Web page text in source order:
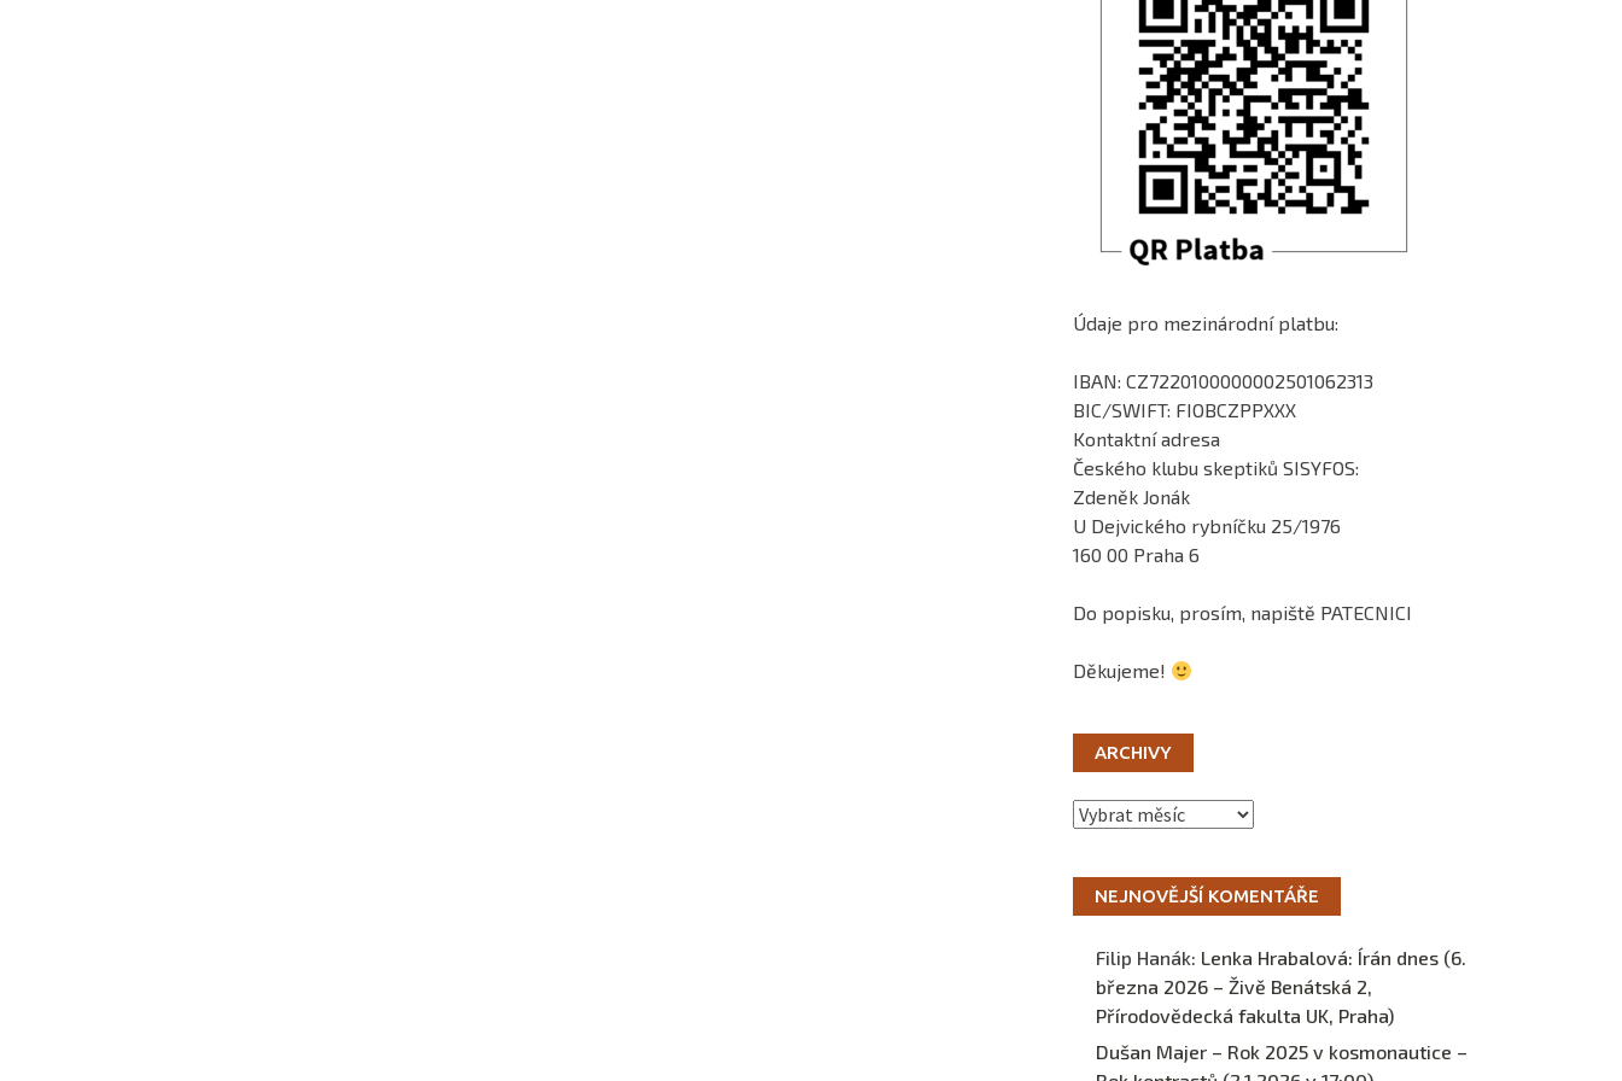
Údaje pro mezinárodní platbu:
IBAN: CZ7220100000002501062313
BIC/SWIFT: FIOBCZPPXXX
Kontaktní adresa
Českého klubu skeptiků SISYFOS:
Zdeněk Jonák
U Dejvického rybníčku 25/1976
160 00 Praha 6
Do popisku, prosím, napiště PATECNICI
Děkujeme!
ARCHIVY
Archivy
NEJNOVĚJŠÍ KOMENTÁŘE
Filip Hanák: Lenka Hrabalová: Írán dnes (6.
března 2026 – Živě Benátská 2,
Přírodovědecká fakulta UK, Praha)
Dušan Majer – Rok 2025 v kosmonautice –